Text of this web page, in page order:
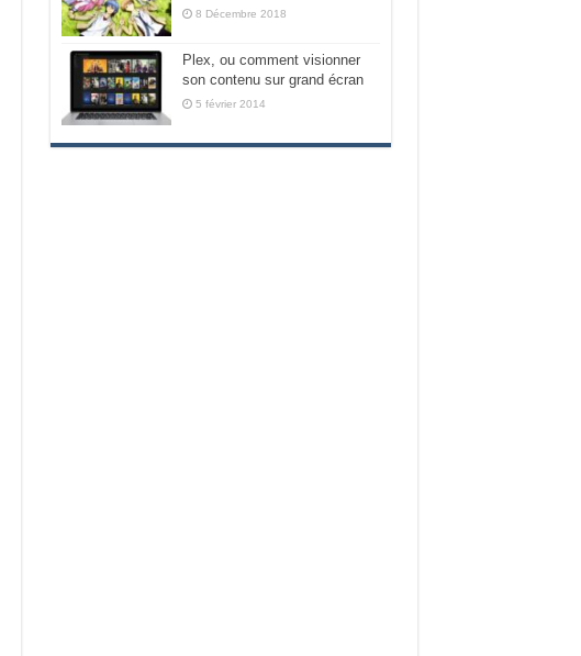
8 Décembre 2018
Plex, ou comment visionner
son contenu sur grand écran
5 février 2014